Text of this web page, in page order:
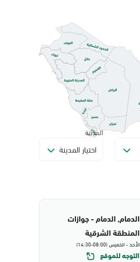
المدينة
اختيار المدينة
الدمام, الدمام - جوازات
المنطقة الشرقية
الأحد - الخميس (08:00-14:30)
التوجه للموقع